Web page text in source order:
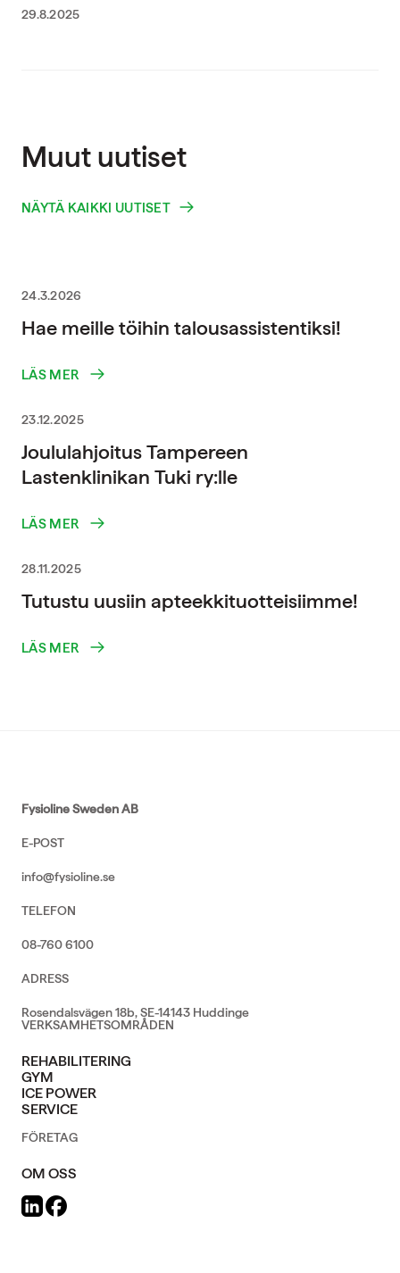
29.8.2025
Muut uutiset
NÄYTÄ KAIKKI UUTISET
24.3.2026
Hae meille töihin talousassistentiksi!
LÄS MER
23.12.2025
Joululahjoitus Tampereen
Lastenklinikan Tuki ry:lle
LÄS MER
28.11.2025
Tutustu uusiin apteekkituotteisiimme!
LÄS MER
Fysioline Sweden AB
E-POST
info@fysioline.se
TELEFON
08-760 6100
ADRESS
Rosendalsvägen 18b, SE-14143 Huddinge
VERKSAMHETSOMRÅDEN
REHABILITERING
GYM
ICE POWER
SERVICE
FÖRETAG
OM OSS